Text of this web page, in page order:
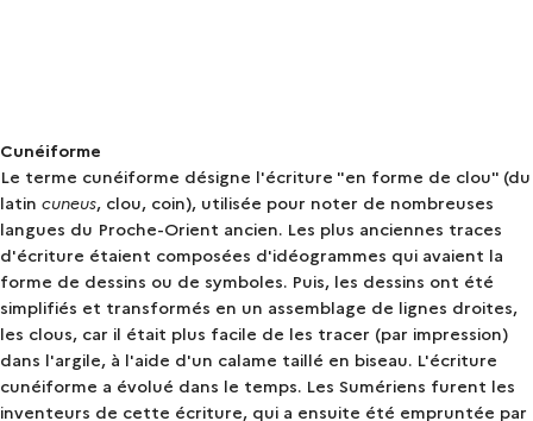
Cunéiforme
Le terme cunéiforme désigne l'écriture "en forme de clou" (du
latin cuneus, clou, coin), utilisée pour noter de nombreuses
langues du Proche-Orient ancien. Les plus anciennes traces
d'écriture étaient composées d'idéogrammes qui avaient la
forme de dessins ou de symboles. Puis, les dessins ont été
simplifiés et transformés en un assemblage de lignes droites,
les clous, car il était plus facile de les tracer (par impression)
dans l'argile, à l'aide d'un calame taillé en biseau. L'écriture
cunéiforme a évolué dans le temps. Les Sumériens furent les
inventeurs de cette écriture, qui a ensuite été empruntée par